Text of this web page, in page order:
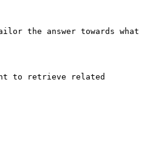
the answer towards what
to retrieve related